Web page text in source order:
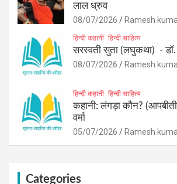
लाल ध्रुव
08/07/2026 Ramesh
हिन्दी कहानी हिन्दी साहित्य
सरस्वती सुता (लघुकथा) ​- डॉ.
08/07/2026 Ramesh
हिन्दी कहानी हिन्दी साहित्य
कहानी: लंगड़ा कौन?
वर्मा
05/07/2026 Ramesh
Categories